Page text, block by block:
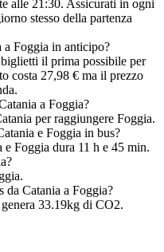
alle 21:30. Assicurati in ogni
stesso della partenza
a Foggia in anticipo?
il prima possibile per
costa 27,98 € ma il prezzo
a Foggia?
per raggiungere Foggia.
e Foggia in bus?
Foggia dura 11 h e 45 min.
da Catania a Foggia?
33.19kg di CO2.